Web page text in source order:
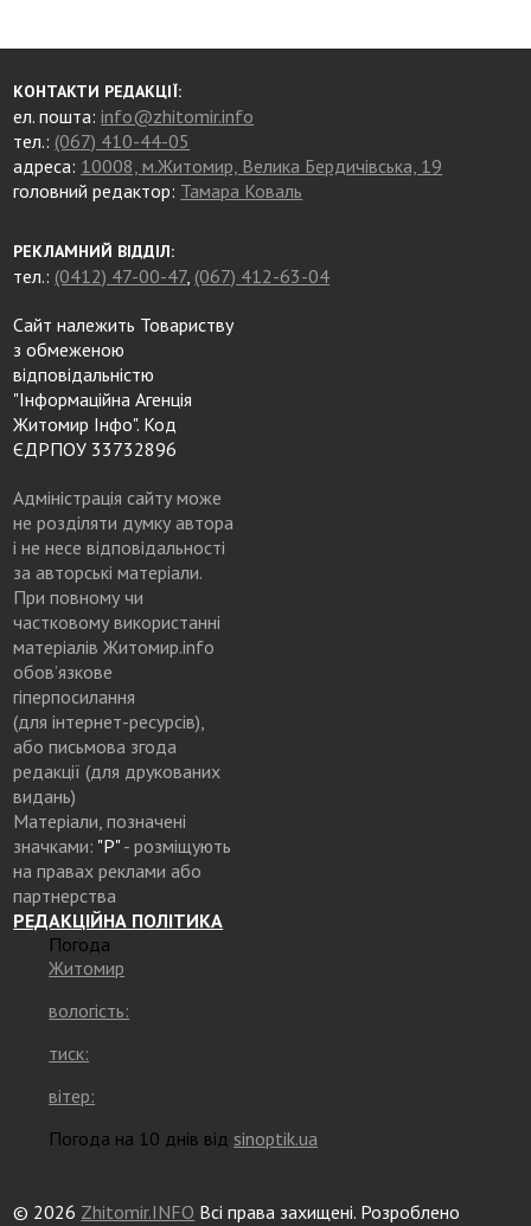
КОНТАКТИ РЕДАКЦІЇ:
ел. пошта:info@zhitomir.info
тел.: (067) 410-44-05
адреса: 10008, м.Житомир, Велика Бердичівська, 19
головний редактор: Тамара Коваль
РЕКЛАМНИЙ ВІДДІЛ:
тел.: (0412) 47-00-47, (067) 412-63-04
Сайт належить Товариству
з обмеженою
відповідальністю
"Інформаційна Агенція
Житомир Інфо". Код
ЄДРПОУ 33732896
Адміністрація сайту може
не розділяти думку автора
і не несе відповідальності
за авторські матеріали.
При повному чи
частковому використанні
матеріалів Житомир.info
обов’язкове
гіперпосилання
(для інтернет-ресурсів),
або письмова згода
редакції (для друкованих
видань)
Матеріали, позначені
значками: "Р"- розміщують
на правах реклами або
партнерства
РЕДАКЦІЙНА ПОЛІТИКА
Погода
Житомир
вологість:
тиск:
вітер:
Погода на 10 днів відsinoptik.ua
© 2026 Zhitomir.INFO Всі права захищені. Розроблено